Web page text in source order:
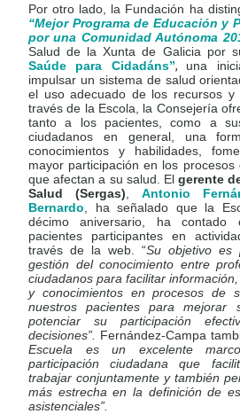
Por otro lado, la Fundación ha
“Mejor Programa de Educación y
por una Comunidad Autónoma
Salud de la Xunta de Galicia por
Saúde para Cidadáns”, una
impulsar un sistema de salud
el uso adecuado de los recursos y
través de la Escola, la Consejería
tanto a los pacientes, como a
ciudadanos en general, una
conocimientos y habilidades,
mayor participación en los
que afectan a su salud. Elgerente
Salud (Sergas)
Antonio
Bernardo , ha señalado que la
décimo aniversario, ha
pacientes participantes en
través de la web. “Su objetivo es
gestión del conocimiento entre
ciudadanos para facilitar
y conocimientos en procesos de
nuestros pacientes para
potenciar su participación
decisiones”. Fernández-Campa
Escuela es un excelente
participación ciudadana que
trabajar conjuntamente y también
más estrecha en la definición de
asistenciales”.